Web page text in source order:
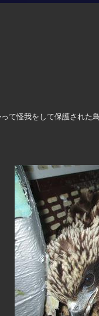
て怪我をして保護された